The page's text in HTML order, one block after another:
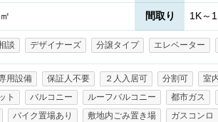
間取り 1K～
談 デザイナーズ 分譲タイプ エレベーター
用設備 保証人不要 ２人入居可 分割可 室
ト
バルコニー ルーフバルコニー 都市ガス
バイク置場あり 敷地内ごみ置き場 ガスコンロ